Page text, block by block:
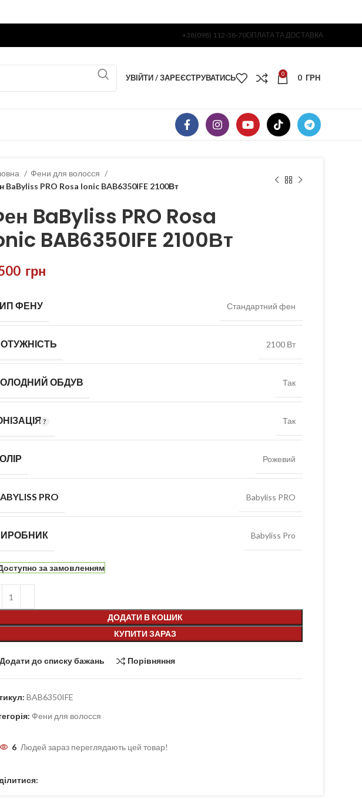
+38(098) 112-38-70ОПЛАТА ТА ДОСТАВКА
УВІЙТИ / ЗАРЕЄСТРУВАТИСЬ 0 0 ГРН
Фени для волосся
BaByliss PRO Rosa Ionic BAB6350IFE 2100Вт
BaByliss PRO Rosa
BAB6350IFE 2100Вт
грн
ФЕНУ Стандартний фен
2100 Вт
ОБДУВ Так
Так
Рожевий
PRO Babyliss PRO
Babyliss Pro
за замовленням
ДОДАТИ В КОШИК
КУПИТИ ЗАРАЗ
Додати до списку бажань Порівняння
BAB6350IFE
Фени для волосся
6 Людей зараз переглядають цей товар!